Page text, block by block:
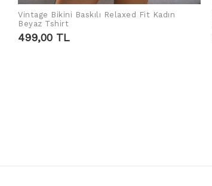
Vintage Bikini Baskılı Relaxed Fit Kadın
Beyaz Tshirt
499,00 TL